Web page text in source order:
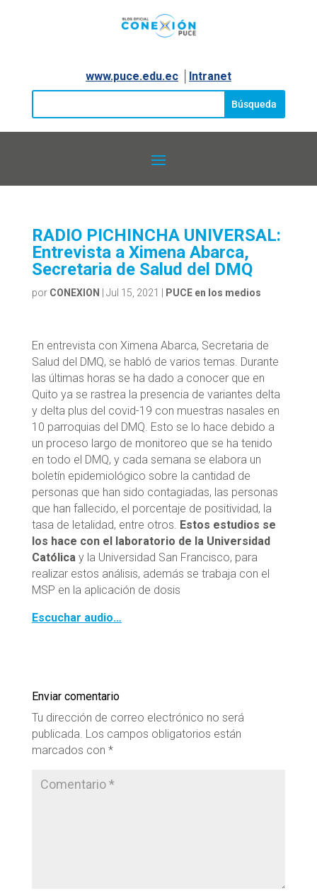
www.puce.edu.ec│ Intranet
RADIO PICHINCHA UNIVERSAL:
Entrevista a Ximena Abarca,
Secretaria de Salud del DMQ
por CONEXION Jul 15, 2021 PUCE en los medios
En entrevista con Ximena Abarca, Secretaria de
Salud del DMQ, se habló de varios temas. Durante
las últimas horas se ha dado a conocer que en
Quito ya se rastrea la presencia de variantes delta
y delta plus del covid-19 con muestras nasales en
10 parroquias del DMQ. Esto se lo hace debido a
un proceso largo de monitoreo que se ha tenido
en todo el DMQ, y cada semana se elabora un
boletín epidemiológico sobre la cantidad de
personas que han sido contagiadas, las personas
que han fallecido, el porcentaje de positividad, la
tasa de letalidad, entre otros. Estos estudios se
los hace con el laboratorio de la Universidad
Católicay la Universidad San Francisco, para
realizar estos análisis, además se trabaja con el
MSP en la aplicación de dosis
Escuchar audio…
Enviar comentario
Tu dirección de correo electrónico no será
publicada. Los campos obligatorios están
marcados con *